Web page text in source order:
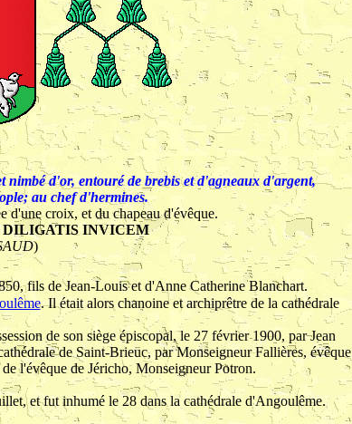
nimbé d'or, entouré de brebis et d'agneaux d'argent,
au chef d'hermines.
d'une croix, et du chapeau d'évêque.
INVICEM
)
fils de Jean-Louis et d'Anne Catherine Blanchart.
. Il était alors chanoine et archiprêtre de la cathédrale
de son siège épiscopal, le 27 février 1900, par Jean
de Saint-Brieuc, par Monseigneur Fallières, évêque
l'évêque de Jéricho, Monseigneur Potron.
et fut inhumé le 28 dans la cathédrale d'Angoulême.